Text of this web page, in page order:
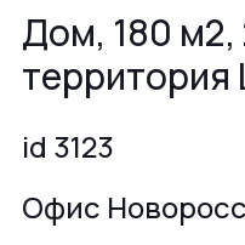
Дом, 180 м2,
id 3123
Офис